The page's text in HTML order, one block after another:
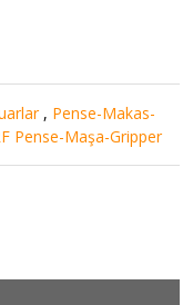
, Pense-Makas-
Pense-Maşa-Gripper